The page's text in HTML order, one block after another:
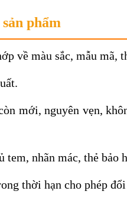
phẩm
về màu sắc, mẫu mã,
mới, nguyên vẹn,
tem, nhãn mác, thẻ bảo
thời hạn cho phép